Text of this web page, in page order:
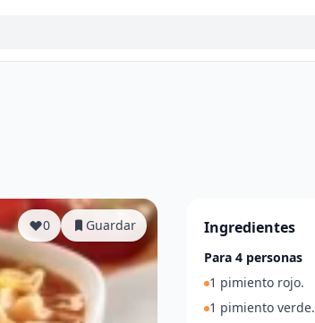
0 Guardar Ingredientes
Para 4 personas
1 pimiento rojo.
1 pimiento verde.